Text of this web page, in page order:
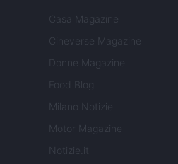
Casa Magazine
Cineverse Magazine
Donne Magazine
Food Blog
Milano Notizie
Motor Magazine
Notizie.it